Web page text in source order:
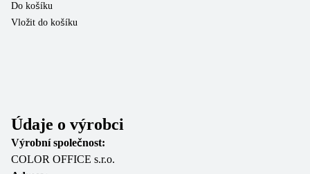
Do košíku
Vložit do košíku
Údaje o výrobci
Výrobní společnost:
COLOR OFFICE s.r.o.